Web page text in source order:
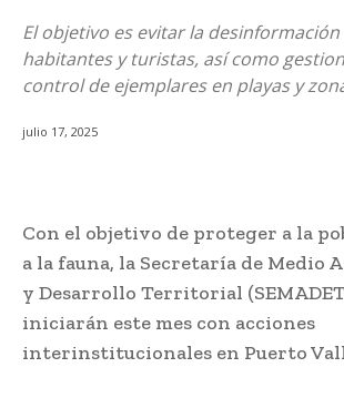
El objetivo es evitar la
habitantes y turistas, así como
control de ejemplares en playas y
julio 17, 2025
Con el objetivo de proteger a la
a la fauna, la Secretaría de Medio
y Desarrollo Territorial
iniciarán este mes con acciones
interinstitucionales en Puerto